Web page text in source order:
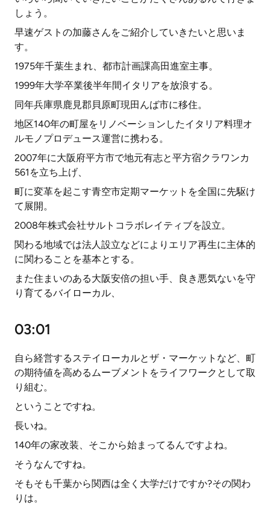
しょう。
早速ゲストの加藤さんをご紹介していきたいと思いま
す。
1975年千葉生まれ、都市計画課高田進室主事。
1999年大学卒業後半年間イタリアを放浪する。
同年兵庫県鹿見郡貝原町現田んば市に移住。
地区140年の町屋をリノベーションしたイタリア料理オ
ルモノプロデュース運営に携わる。
2007年に大阪府平方市で地元有志と平方宿クラワンカ
561を立ち上げ、
町に変革を起こす青空市定期マーケットを全国に先駆け
て展開。
2008年株式会社サルトコラボレイティブを設立。
関わる地域では法人設立などによりエリア再生に主体的
に関わることを基本とする。
また住まいのある大阪安倍の担い手、良き悪気ないを守
り育てるバイローカル、
03:01
自ら経営するステイローカルとザ・マーケットなど、町
の期待値を高めるムーブメントをライフワークとして取
り組む。
ということですね。
長いね。
140年の家改装、そこから始まってるんですよね。
そうなんですね。
そもそも千葉から関西は全く大学だけですか?その関わ
りは。